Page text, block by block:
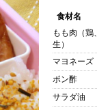
食材名
もも肉（鶏
生）
マヨネーズ
ポン酢
サラダ油